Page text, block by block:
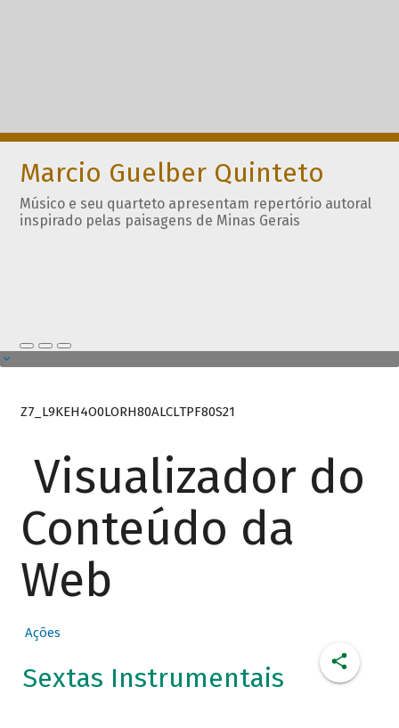
Marcio Guelber Quinteto
Músico e seu quarteto apresentam repertório autoral
inspirado pelas paisagens de Minas Gerais
Z7_L9KEH4O0LORH80ALCLTPF80S21
Visualizador do
Conteúdo da
Web
Ações
Sextas Instrumentais